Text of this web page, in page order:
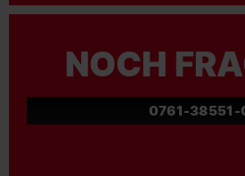
NOCH
0761-38551-